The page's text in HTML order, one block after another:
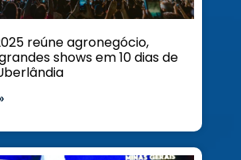
reúne agronegócio,
shows em 10 dias de